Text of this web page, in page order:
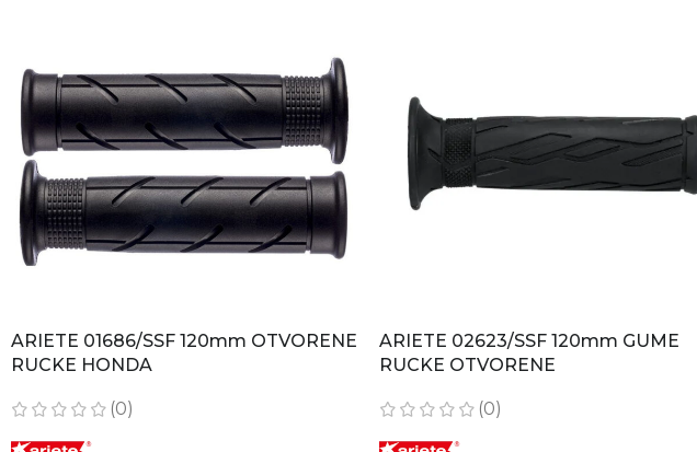
ARIETE 01686/SSF 120mm OTVORENE
RUCKE HONDA
(0)
ARIETE 02623/SSF 120mm GUME
RUCKE OTVORENE
(0)